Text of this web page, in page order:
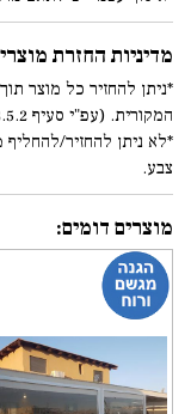
מדיניות החזרת
המקורית. (עפ"י סעיף 8.5.1/8.5.2 בתקנון)
*לא ניתן להחזיר/להחליף
צבע.
מוצרים דומים: